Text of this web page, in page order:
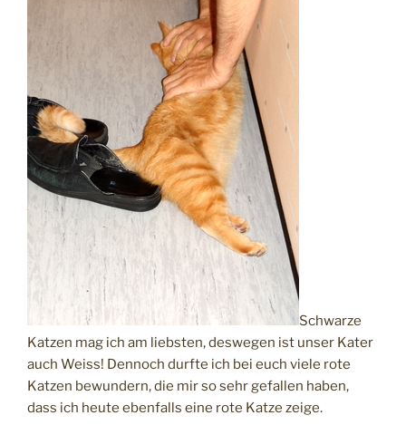
Schwarze
Katzen mag ich am liebsten, deswegen ist unser Kater
auch Weiss! Dennoch durfte ich bei euch viele rote
Katzen bewundern, die mir so sehr gefallen haben,
dass ich heute ebenfalls eine rote Katze zeige.